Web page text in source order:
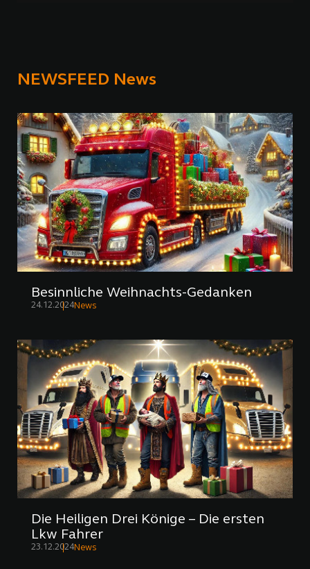
NEWSFEED News
Besinnliche Weihnachts-Gedanken
24.12.2024News
Die Heiligen Drei Könige – Die ersten
Lkw Fahrer
23.12.2024News